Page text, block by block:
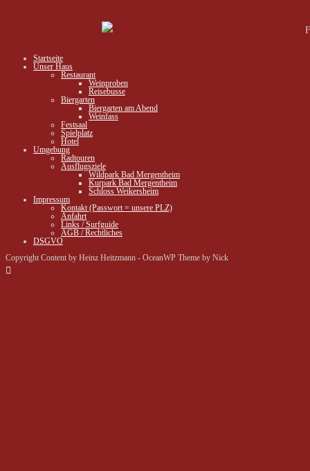
Startseite
Unser Haus
Restaurant
Weinproben
Reisebusse
Biergarten
Biergarten am Abend
Weinfass
Festsaal
Spielplatz
Hotel
Umgebung
Radtouren
Ausflugsziele
Wildpark Bad Mergentheim
Kurpark Bad Mergentheim
Schloss Weikersheim
Impressum
Kontakt (Passwort = unsere PLZ)
Anfahrt
Links / Surfguide
AGB / Rechtliches
DSGVO
Copyright Content by Heinz Heitzmann - OceanWP Theme by Nick